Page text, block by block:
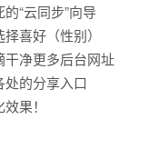
“云同步”向导
喜好（性别）
净更多后台网址
的分享入口
果！